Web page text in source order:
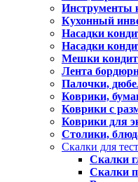
Инструменты
Кухонный
Насадки
Насадки
Мешки
Лента
Палочки,
Коврики,
Коврики с
Коврики для
Столики,
Скалки для
Скалки
Скалки